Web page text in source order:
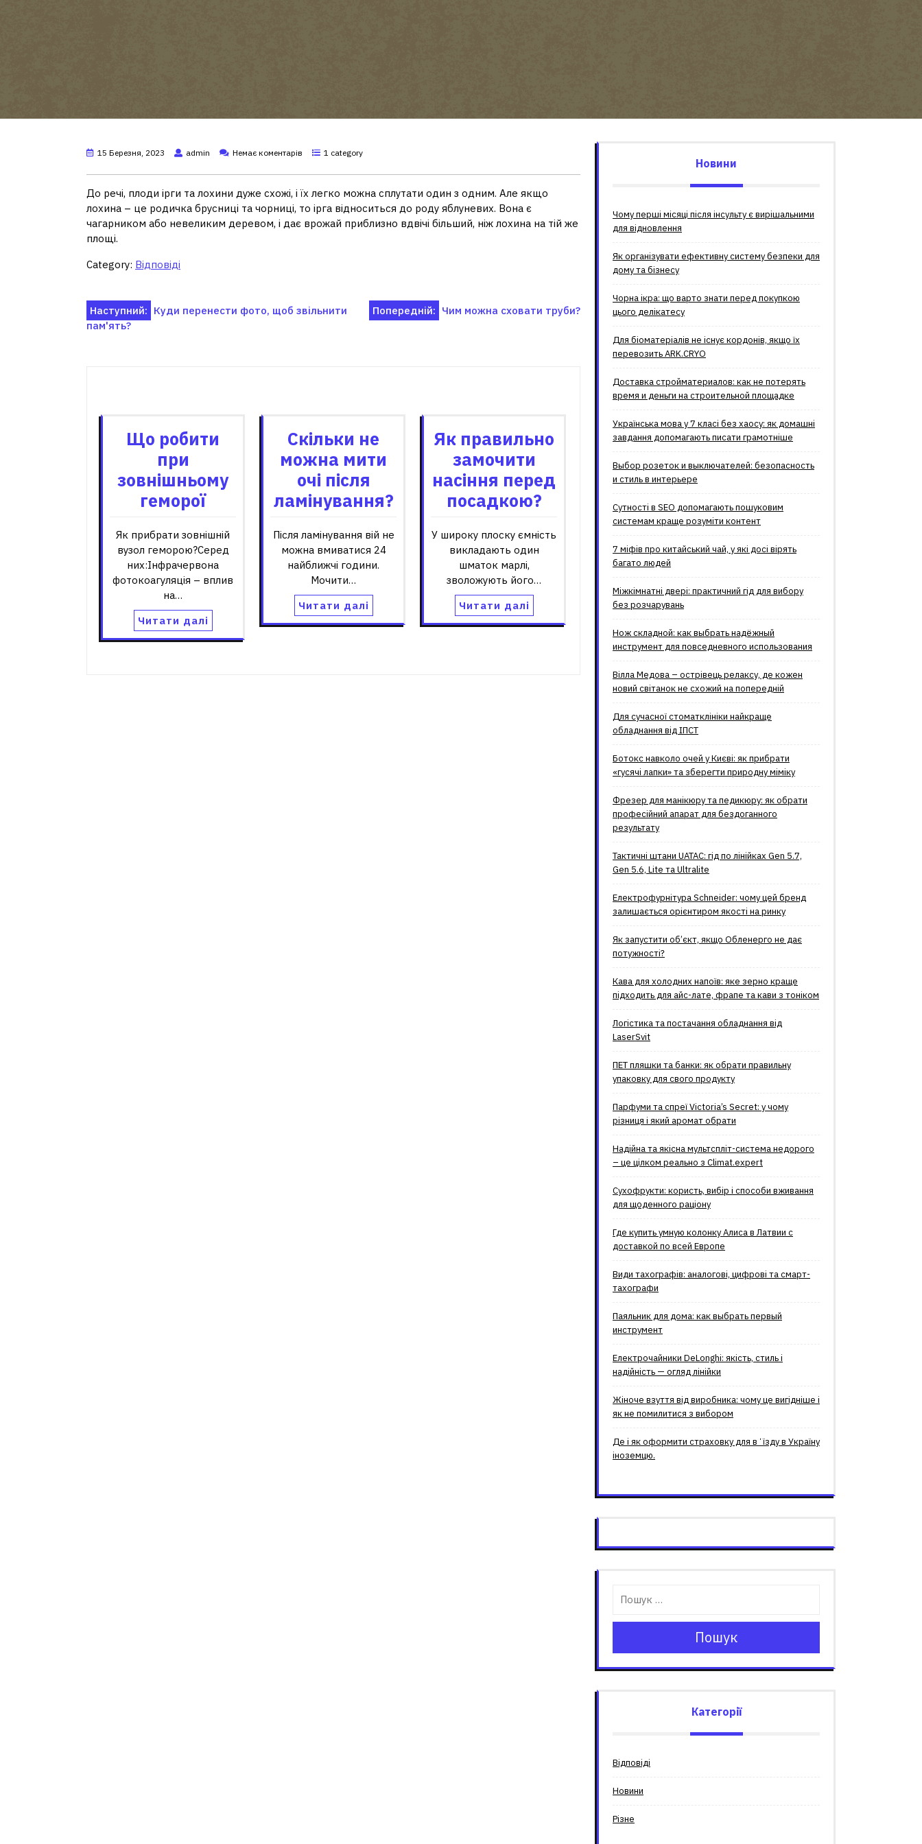
15 Березня, 2023 admin Немає коментарів 1 category
До речі, плоди ірги та лохини дуже схожі, і їх легко можна сплутати один з одним. Але якщо
лохина – це родичка брусниці та чорниці, то ірга відноситься до роду яблуневих. Вона є
чагарником або невеликим деревом, і дає врожай приблизно вдвічі більший, ніж лохина на тій же
площі.
Category: Відповіді
Навігація
Попередній: Чим можна сховати труби?
Наступний: Куди перенести фото, щоб звільнити
пам'ять?
Що робити
при
зовнішньому
геморої
Як прибрати зовнішній
вузол геморою?Серед
них:Інфрачервона
фотокоагуляція – вплив
на…
Читати далі
Скільки не
можна мити
очі після
ламінування?
Після ламінування вій не
можна вмиватися 24
найближчі години.
Мочити…
Читати далі
Як правильно
замочити
насіння перед
посадкою?
У широку плоску ємність
викладають один
шматок марлі,
зволожують його…
Читати далі
Новини
Чому перші місяці після інсульту є вирішальними
для відновлення
Як організувати ефективну систему безпеки для
дому та бізнесу
Чорна ікра: що варто знати перед покупкою
цього делікатесу
Для біоматеріалів не існує кордонів, якщо їх
перевозить ARK.CRYO
Доставка стройматериалов: как не потерять
время и деньги на строительной площадке
Українська мова у 7 класі без хаосу: як домашні
завдання допомагають писати грамотніше
Выбор розеток и выключателей: безопасность
и стиль в интерьере
Сутності в SEO допомагають пошуковим
системам краще розуміти контент
7 міфів про китайський чай, у які досі вірять
багато людей
Міжкімнатні двері: практичний гід для вибору
без розчарувань
Нож складной: как выбрать надёжный
инструмент для повседневного использования
Вілла Медова – острівець релаксу, де кожен
новий світанок не схожий на попередній
Для сучасної стоматклініки найкраще
обладнання від ІПСТ
Ботокс навколо очей у Києві: як прибрати
«гусячі лапки» та зберегти природну міміку
Фрезер для манікюру та педикюру: як обрати
професійний апарат для бездоганного
результату
Тактичні штани UATAC: гід по лінійках Gen 5.7,
Gen 5.6, Lite та Ultralite
Електрофурнітура Schneider: чому цей бренд
залишається орієнтиром якості на ринку
Як запустити об’єкт, якщо Обленерго не дає
потужності?
Кава для холодних напоїв: яке зерно краще
підходить для айс-лате, фрапе та кави з тоніком
Логістика та постачання обладнання від
LaserSvit
ПЕТ пляшки та банки: як обрати правильну
упаковку для свого продукту
Парфуми та спреї Victoria’s Secret: у чому
різниця і який аромат обрати
Надійна та якісна мультспліт-система недорого
– це цілком реально з Climat.еxpert
Сухофрукти: користь, вибір і способи вживання
для щоденного раціону
Где купить умную колонку Алиса в Латвии с
доставкой по всей Европе
Види тахографів: аналогові, цифрові та смарт-
тахографи
Паяльник для дома: как выбрать первый
инструмент
Електрочайники DeLonghi: якість, стиль і
надійність — огляд лінійки
Жіноче взуття від виробника: чому це вигідніше і
як не помилитися з вибором
Де і як оформити страховку для вʼїзду в Україну
іноземцю.
Пошук
Категорії
Відповіді
Новини
Різне